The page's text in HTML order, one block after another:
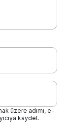
üzere adımı, e-
kaydet.